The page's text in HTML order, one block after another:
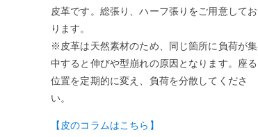
皮革です。総張り、ハーフ張りをご用意してお
ります。
※皮革は天然素材のため、同じ箇所に負荷が集
中すると伸びや型崩れの原因となります。座る
位置を定期的に変え、負荷を分散してくださ
い。
【皮のコラムはこちら】